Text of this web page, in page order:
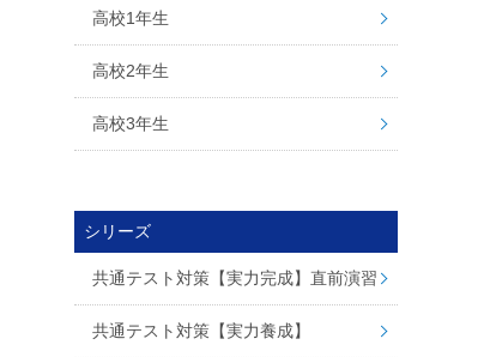
高校1年生
高校2年生
高校3年生
シリーズ
共通テスト対策【実力完成】直前演習
共通テスト対策【実力養成】